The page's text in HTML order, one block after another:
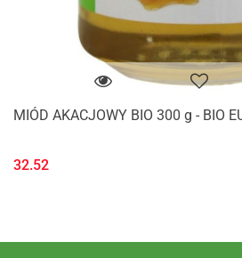
MIÓD AKACJOWY BIO 300 g - BIO
32.52